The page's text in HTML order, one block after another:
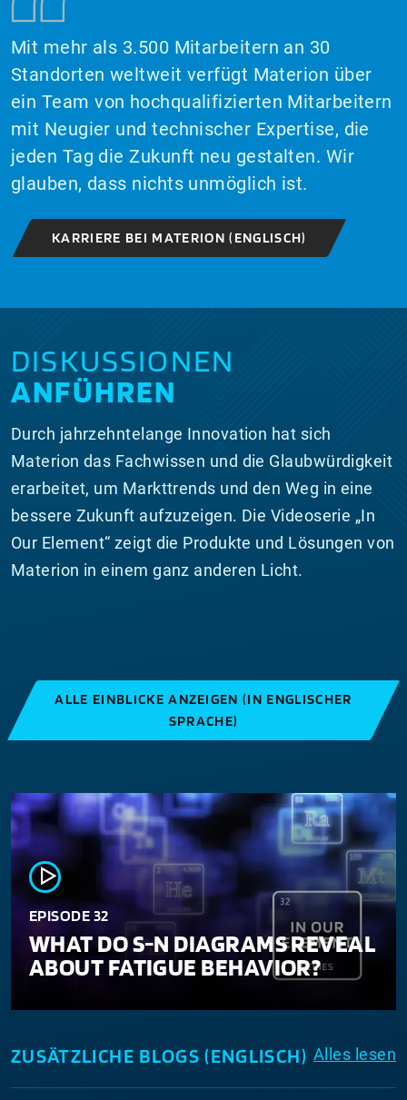
Mit mehr als 3.500 Mitarbeitern an 30
Standorten weltweit verfügt Materion über
ein Team von hochqualifizierten Mitarbeitern
mit Neugier und technischer Expertise, die
jeden Tag die Zukunft neu gestalten. Wir
glauben, dass nichts unmöglich ist.
KARRIERE BEI MATERION (ENGLISCH)
DISKUSSIONEN
ANFÜHREN
Durch jahrzehntelange Innovation hat sich
Materion das Fachwissen und die Glaubwürdigkeit
erarbeitet, um Markttrends und den Weg in eine
bessere Zukunft aufzuzeigen. Die Videoserie „In
Our Element“ zeigt die Produkte und Lösungen von
Materion in einem ganz anderen Licht.
ALLE EINBLICKE ANZEIGEN (IN ENGLISCHER
SPRACHE)
Play Video
EPISODE 32
WHAT DO S-N DIAGRAMS REVEAL
ABOUT FATIGUE BEHAVIOR?
ZUSÄTZLICHE BLOGS (ENGLISCH) Alles lesen